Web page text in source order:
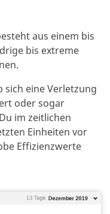
aus einem bis
bis extreme
sich eine Verletzung
oder sogar
im zeitlichen
Einheiten vor
Effizienzwerte